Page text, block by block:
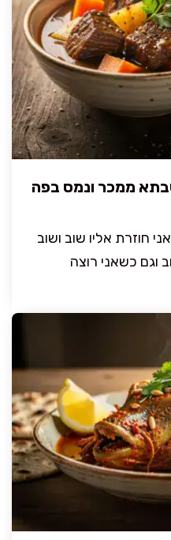
ממכר ונמס בפה
חוזרת אליו שוב ושוב
וגם כשאני רוצה